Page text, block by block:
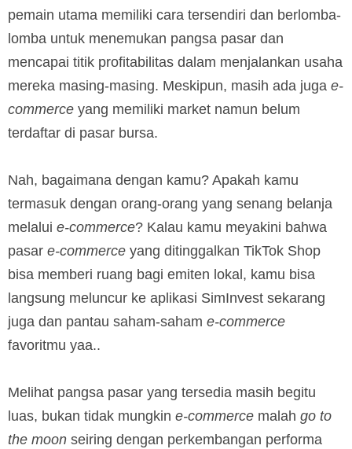
pemain utama memiliki cara tersendiri dan berlomba-
lomba untuk menemukan pangsa pasar dan
mencapai titik profitabilitas dalam menjalankan usaha
mereka masing-masing. Meskipun, masih ada juga e-
commerce yang memiliki market namun belum
terdaftar di pasar bursa.
Nah, bagaimana dengan kamu? Apakah kamu
termasuk dengan orang-orang yang senang belanja
melalui e-commerce? Kalau kamu meyakini bahwa
pasar e-commerce yang ditinggalkan TikTok Shop
bisa memberi ruang bagi emiten lokal, kamu bisa
langsung meluncur ke aplikasi SimInvest sekarang
juga dan pantau saham-saham e-commerce
favoritmu yaa..
Melihat pangsa pasar yang tersedia masih begitu
luas, bukan tidak mungkin e-commerce malah go to
the moon seiring dengan perkembangan performa